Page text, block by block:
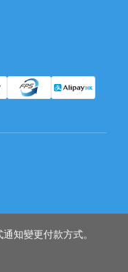
知變更付款方式。